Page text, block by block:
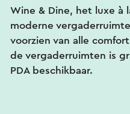
Wine & Dine, het luxe à
moderne
voorzien van alle
de vergaderruimten is
PDA beschikbaar.